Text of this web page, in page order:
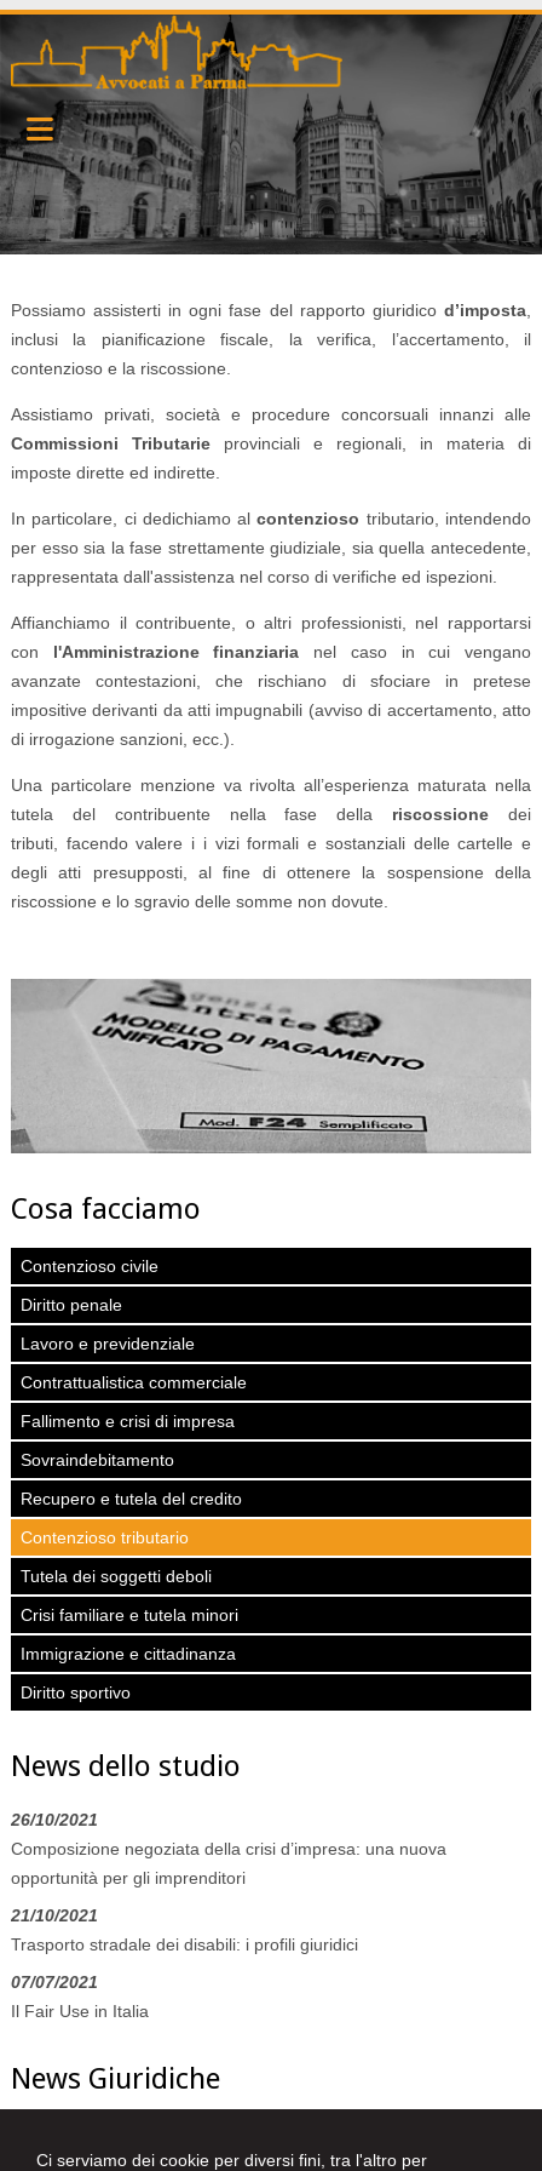
Ci serviamo dei cookie per diversi fini, tra l'altro per
Possiamo assisterti in ogni fase del rapporto giuridicod’imposta
inclusi la pianificazione fiscale, la verifica, l’accertamento, il
contenzioso e la riscossione.
Assistiamo privati, società e procedure concorsuali innanzi alle
Commissioni Tributarieprovinciali e regionali, in materia di
imposte dirette ed indirette.
In particolare, ci dedichiamo alcontenzioso tributario, intendendo
per esso sia la fase strettamente giudiziale, sia quella antecedente,
rappresentata dall'assistenza nel corso di verifiche ed ispezioni.
Affianchiamo il contribuente, o altri professionisti, nel rapportarsi
con l'Amministrazione finanziaria nel caso in cui vengano
avanzate contestazioni, che rischiano di sfociare in pretese
impositive derivanti da atti impugnabili (avviso di accertamento, atto
di irrogazione sanzioni, ecc.).
Una particolare menzione va rivolta all’esperienza maturata nella
tutela del contribuente nella fase della riscossione dei
tributi, facendo valere i i vizi formali e sostanziali delle cartelle e
degli atti presupposti, al fine di ottenere la sospensione della
riscossione e lo sgravio delle somme non dovute.
Cosa facciamo
Contenzioso civile
Diritto penale
Lavoro e previdenziale
Contrattualistica commerciale
Fallimento e crisi di impresa
Sovraindebitamento
Recupero e tutela del credito
Contenzioso tributario
Tutela dei soggetti deboli
Crisi familiare e tutela minori
Immigrazione e cittadinanza
Diritto sportivo
News dello studio
26/10/2021
Composizione negoziata della crisi d’impresa: una nuova
opportunità per gli imprenditori
21/10/2021
Trasporto stradale dei disabili: i profili giuridici
07/07/2021
Il Fair Use in Italia
News Giuridiche
L'AI che hai spento non è sparita